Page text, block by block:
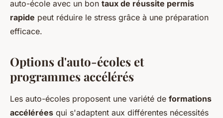
auto-école avec un bon taux de réussite permis
rapide peut réduire le stress grâce à une préparation
efficace.
Options d'auto-écoles et
programmes accélérés
Les auto-écoles proposent une variété de formations
accélérées qui s'adaptent aux différentes nécessités